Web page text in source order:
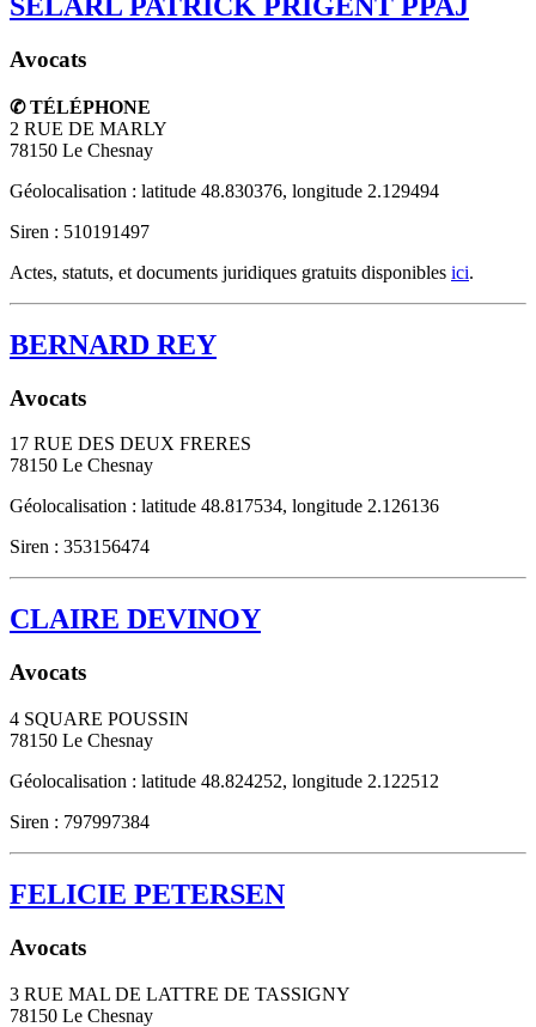
SELARL PATRICK PRIGENT PPAJ
Avocats
✆ TÉLÉPHONE
2 RUE DE MARLY
78150 Le Chesnay
Géolocalisation : latitude 48.830376, longitude 2.129494
Siren : 510191497
Actes, statuts, et documents juridiques gratuits disponibles ici.
BERNARD REY
Avocats
17 RUE DES DEUX FRERES
78150 Le Chesnay
Géolocalisation : latitude 48.817534, longitude 2.126136
Siren : 353156474
CLAIRE DEVINOY
Avocats
4 SQUARE POUSSIN
78150 Le Chesnay
Géolocalisation : latitude 48.824252, longitude 2.122512
Siren : 797997384
FELICIE PETERSEN
Avocats
3 RUE MAL DE LATTRE DE TASSIGNY
78150 Le Chesnay